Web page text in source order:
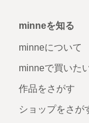
minneを知る
minneについて
minneで買いた
作品をさがす
ショップをさが